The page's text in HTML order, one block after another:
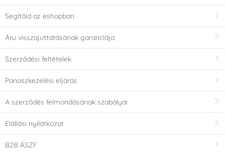
Segítőid az eshopban
Áru visszajuttatásának garanciája
Szerződési feltételek
Panaszkezelési eljárás
A szerződés felmondásának szabályai
Elállási nyilatkozat
B2B ÁSZF